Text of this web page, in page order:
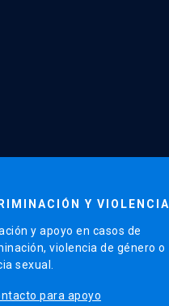
Y VIOLENCIA
y apoyo en casos de
violencia de género o
sexual.
para apoyo